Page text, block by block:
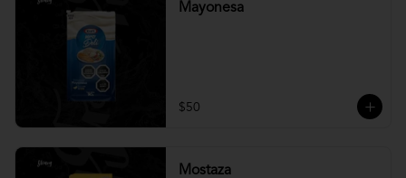
Mayonesa
$50
Mostaza